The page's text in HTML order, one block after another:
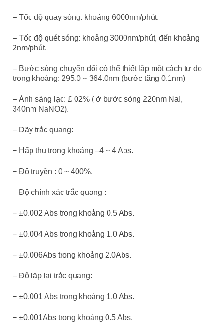
– Tốc độ quay sóng: khoảng 6000nm/phút.
– Tốc độ quét sóng: khoảng 3000nm/phút, đến khoảng
2nm/phút.
– Bước sóng chuyển đổi có thể thiết lập một cách tự do
trong khoảng: 295.0 ~ 364.0nm (bước tăng 0.1nm).
– Ánh sáng lạc: £ 02% ( ở bước sóng 220nm NaI,
340nm NaNO2).
– Dãy trắc quang:
+ Hấp thu trong khoảng –4 ~ 4 Abs.
+ Độ truyền : 0 ~ 400%.
– Độ chính xác trắc quang :
+ ±0.002 Abs trong khoảng 0.5 Abs.
+ ±0.004 Abs trong khoảng 1.0 Abs.
+ ±0.006Abs trong khoảng 2.0Abs.
– Độ lặp lại trắc quang:
+ ±0.001 Abs trong khoảng 1.0 Abs.
+ ±0.001Abs trong khoảng 0.5 Abs.